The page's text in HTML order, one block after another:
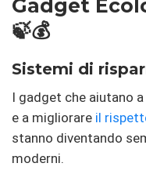
Gadget
🍃💰
Sistemi di
I gadget che aiutano
e a migliorare il
stanno diventando
moderni.